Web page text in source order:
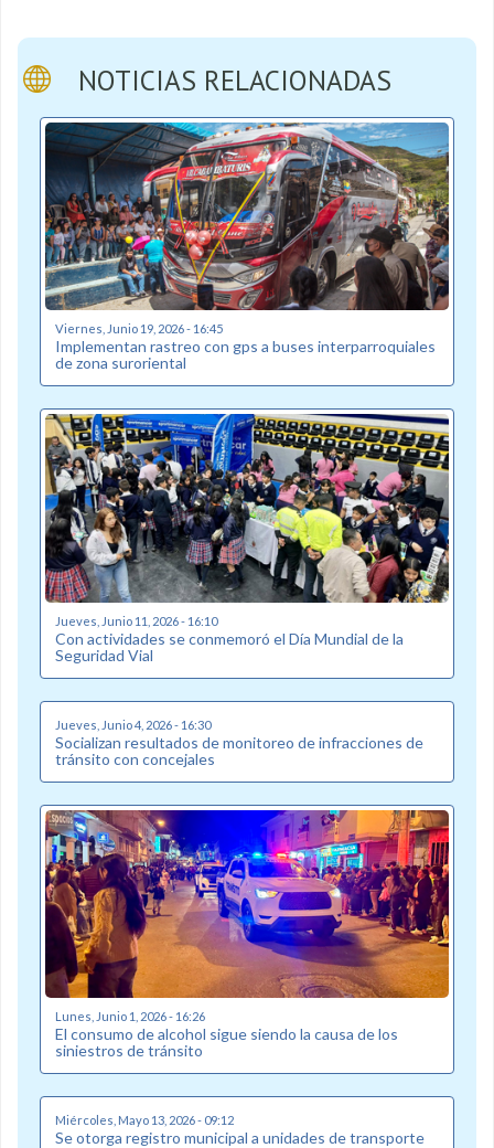
NOTICIAS RELACIONADAS
Viernes, Junio 19, 2026 - 16:45
Implementan rastreo con gps a buses interparroquiales
de zona suroriental
Jueves, Junio 11, 2026 - 16:10
Con actividades se conmemoró el Día Mundial de la
Seguridad Vial
Jueves, Junio 4, 2026 - 16:30
Socializan resultados de monitoreo de infracciones de
tránsito con concejales
Lunes, Junio 1, 2026 - 16:26
El consumo de alcohol sigue siendo la causa de los
siniestros de tránsito
Miércoles, Mayo 13, 2026 - 09:12
Se otorga registro municipal a unidades de transporte